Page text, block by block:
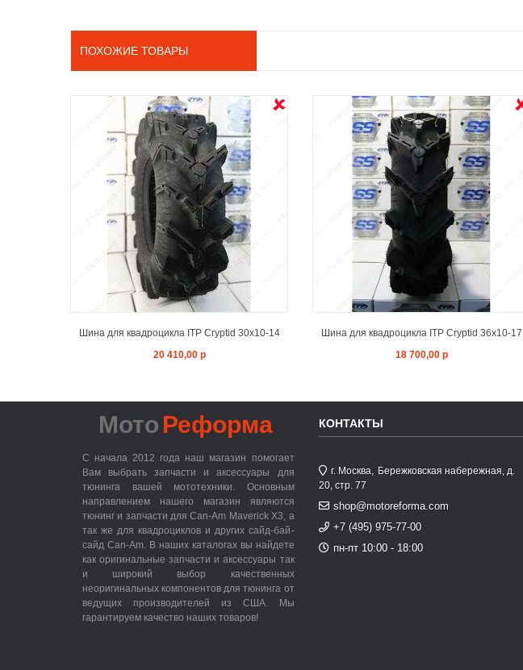
ПОХОЖИЕ ТОВАРЫ
Шина для квадроцикла ITP Cryptid 30x10-14
20 410,00 р
OUT STOCK
Шина для квадроцикла ITP Cryptid 36x10-17
18 700,00 р
OUT STOCK
Мото Реформа
С начала 2012 года наш магазин помогает
Вам выбрать запчасти и аксессуары для
тюнинга вашей мототехники. Основным
направлением нашего магазин являются
тюнинг и запчасти для Can-Am Maverick X3, а
так же для квадроциклов и других сайд-бай-
сайд Can-Am. В наших каталогах вы найдете
как оригинальные запчасти и аксессуары так
и широкий выбор качественных
неоригинальных компонентов для тюнинга от
ведущих производителей из США. Мы
гарантируем качество наших товаров!
КОНТАКТЫ
г. Москва, Бережковская набережная, д.
20, стр. 77
shop@motoreforma.com
+7 (495) 975-77-00
пн-пт 10:00 - 18:00